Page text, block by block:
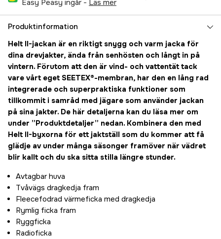
3 295 kr
58
3 295 kr
60
3 295 kr
Tillfälligt slut
Easy Peasy ingår - läs mer
Produktinformation
Helt II-jackan är en riktigt snygg och varm jacka för
dina drevjakter, ända från senhösten och långt in på
vintern. Förutom att den är vind- och vattentät tack
vare vårt eget SEETEX®-membran, har den en lång rad
integrerade och superpraktiska funktioner som
tillkommit i samråd med jägare som använder jackan
på sina jakter. De här detaljerna kan du läsa mer om
under ”Produktdetaljer” nedan. Kombinera den med
Helt II-byxorna för ett jaktställ som du kommer att få
glädje av under många säsonger framöver när vädret
blir kallt och du ska sitta stilla längre stunder.
Avtagbar huva
Tvåvägs dragkedja fram
Fleecefodrad värmeficka med dragkedja
Rymlig ficka fram
Ryggficka
Radioficka